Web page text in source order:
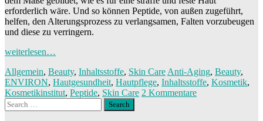
erforderlich wäre. Und so können Peptide, von außen zugeführt,
helfen, den Alterungsprozess zu verlangsamen, Falten vorzubeugen
und diese zu verringern.
weiterlesen…
Allgemein, Beauty, Inhaltsstoffe, Skin Care Anti-Aging, Beauty,
ENVIRON, Hautgesundheit, Hautpflege, Inhaltsstoffe, Kosmetik,
Kosmetikinstitut, Peptide, Skin Care 2 Kommentare
Search
for: